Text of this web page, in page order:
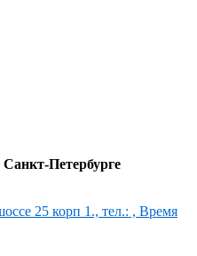
Петербурге
25 корп 1., тел.: , Время